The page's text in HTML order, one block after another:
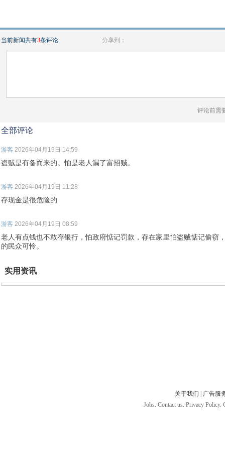
当前新闻共有3条评论 分享到：
评论前需
全部评论
游客 2026年04月19日 14:59
盗贼是有备而来的。怕是老人漏了富招贼。
游客 2026年04月19日 11:28
存现金是很危险的
游客 2026年04月19日 08:59
老人有点钱也不敢存银行，怕政府惦记罚款，存在家里怕盗贼惦记偷窃
的民众可怜。
实用资讯
关于我们
广告服
Jobs. Contact us. Privacy